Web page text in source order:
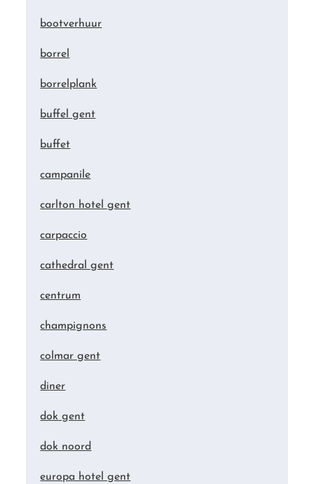
bootverhuur
borrel
borrelplank
buffel gent
buffet
campanile
carlton hotel gent
carpaccio
cathedral gent
centrum
champignons
colmar gent
diner
dok gent
dok noord
europa hotel gent